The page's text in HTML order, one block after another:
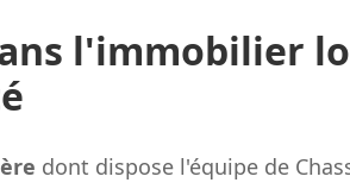
l'immobilier
dont dispose l'équipe de